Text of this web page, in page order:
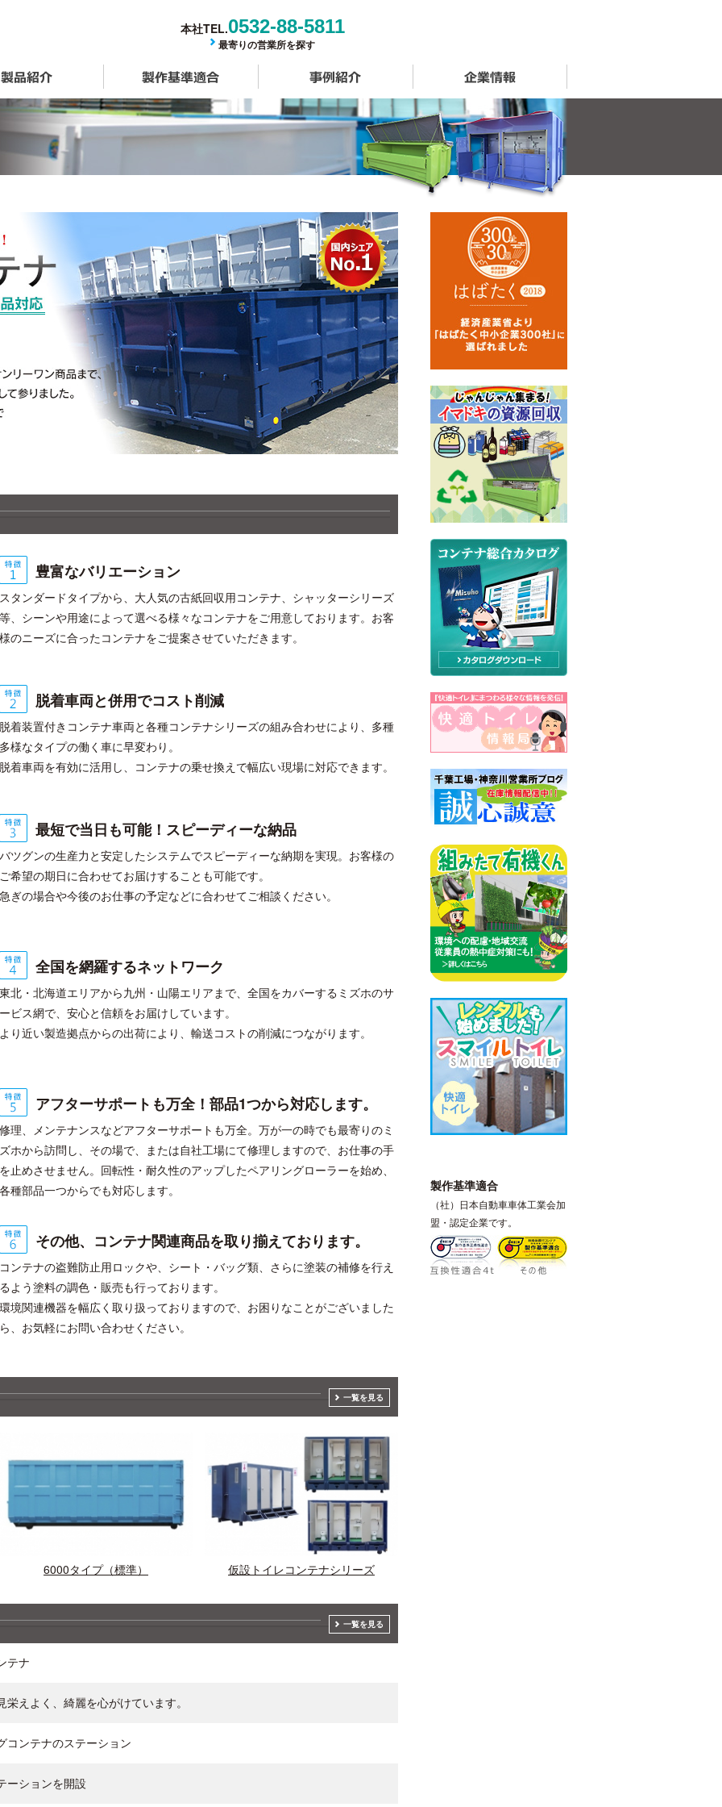
本社TEL.0532-88-5811
最寄りの営業所を探す
製品紹介 製作基準適合
豊富なバリエーション
スタンダードタイプから、大人気の古紙回収用コンテナ、シャッターシリーズ
等、シーンや用途によって選べる様々なコンテナをご用意しております。お客
様のニーズに合ったコンテナをご提案させていただきます。
脱着車両と併用でコスト削減
脱着装置付きコンテナ車両と各種コンテナシリーズの組み合わせにより、多種
多様なタイプの働く車に早変わり。
脱着車両を有効に活用し、コンテナの乗せ換えで幅広い現場に対応できます。
最短で当日も可能！スピーディーな納品
バツグンの生産力と安定したシステムでスピーディーな納期を実現。お客様の
ご希望の期日に合わせてお届けすることも可能です。
急ぎの場合や今後のお仕事の予定などに合わせてご相談ください。
全国を網羅するネットワーク
東北・北海道エリアから九州・山陽エリアまで、全国をカバーするミズホのサ
ービス網で、安心と信頼をお届けしています。
より近い製造拠点からの出荷により、輸送コストの削減につながります。
アフターサポートも万全！部品1つから対応します。
修理、メンテナンスなどアフターサポートも万全。万が一の時でも最寄りのミ
ズホから訪問し、その場で、または自社工場にて修理しますので、お仕事の手
を止めさせません。回転性・耐久性のアップしたペアリングローラーを始め、
各種部品一つからでも対応します。
その他、コンテナ関連商品を取り揃えております。
コンテナの盗難防止用ロックや、シート・バッグ類、さらに塗装の補修を行え
るよう塗料の調色・販売も行っております。
環境関連機器を幅広く取り扱っておりますので、お困りなことがございました
ら、お気軽にお問い合わせください。
一覧を見る
6000タイプ（標準） 仮設トイレコンテナシリーズ
一覧を見る
テナ
えよく、綺麗を心がけています。
コンテナのステーション
ーションを開設
製作基準適合
（社）日本自動車車体工業会加
盟・認定企業です。